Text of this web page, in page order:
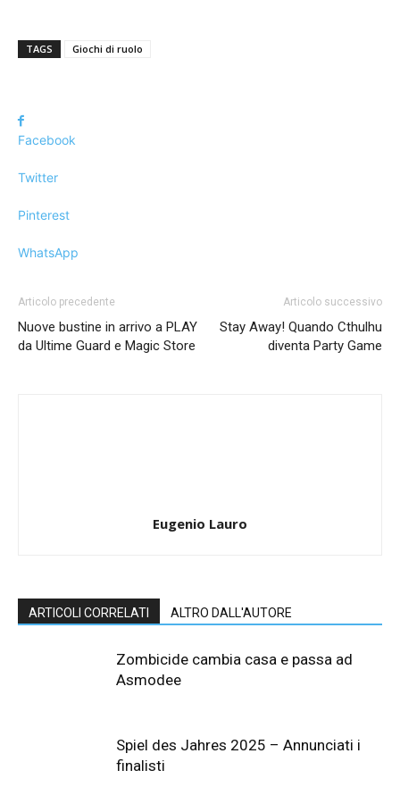
TAGS Giochi di ruolo
Facebook
Twitter
Pinterest
WhatsApp
Articolo precedente
Nuove bustine in arrivo a PLAY
da Ultime Guard e Magic Store
Articolo successivo
Stay Away! Quando Cthulhu
diventa Party Game
Eugenio Lauro
ARTICOLI CORRELATI ALTRO DALL'AUTORE
Zombicide cambia casa e passa ad
Asmodee
Spiel des Jahres 2025 – Annunciati i
finalisti